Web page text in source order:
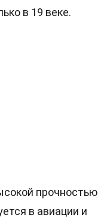
в 19 веке.
прочностью
в авиации и